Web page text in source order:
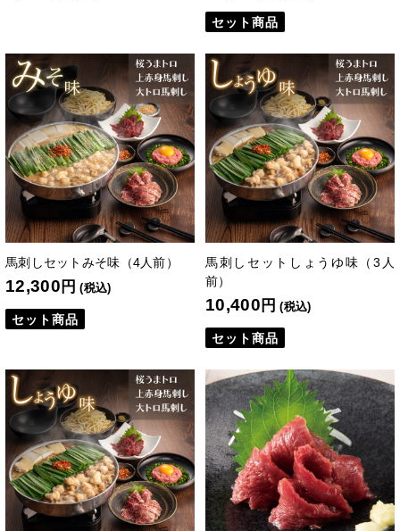
セット商品
馬刺しセットみそ味（4人前）
12,300 円 (税込)
セット商品
馬刺しセットしょうゆ味（3人
前）
10,400 円 (税込)
セット商品